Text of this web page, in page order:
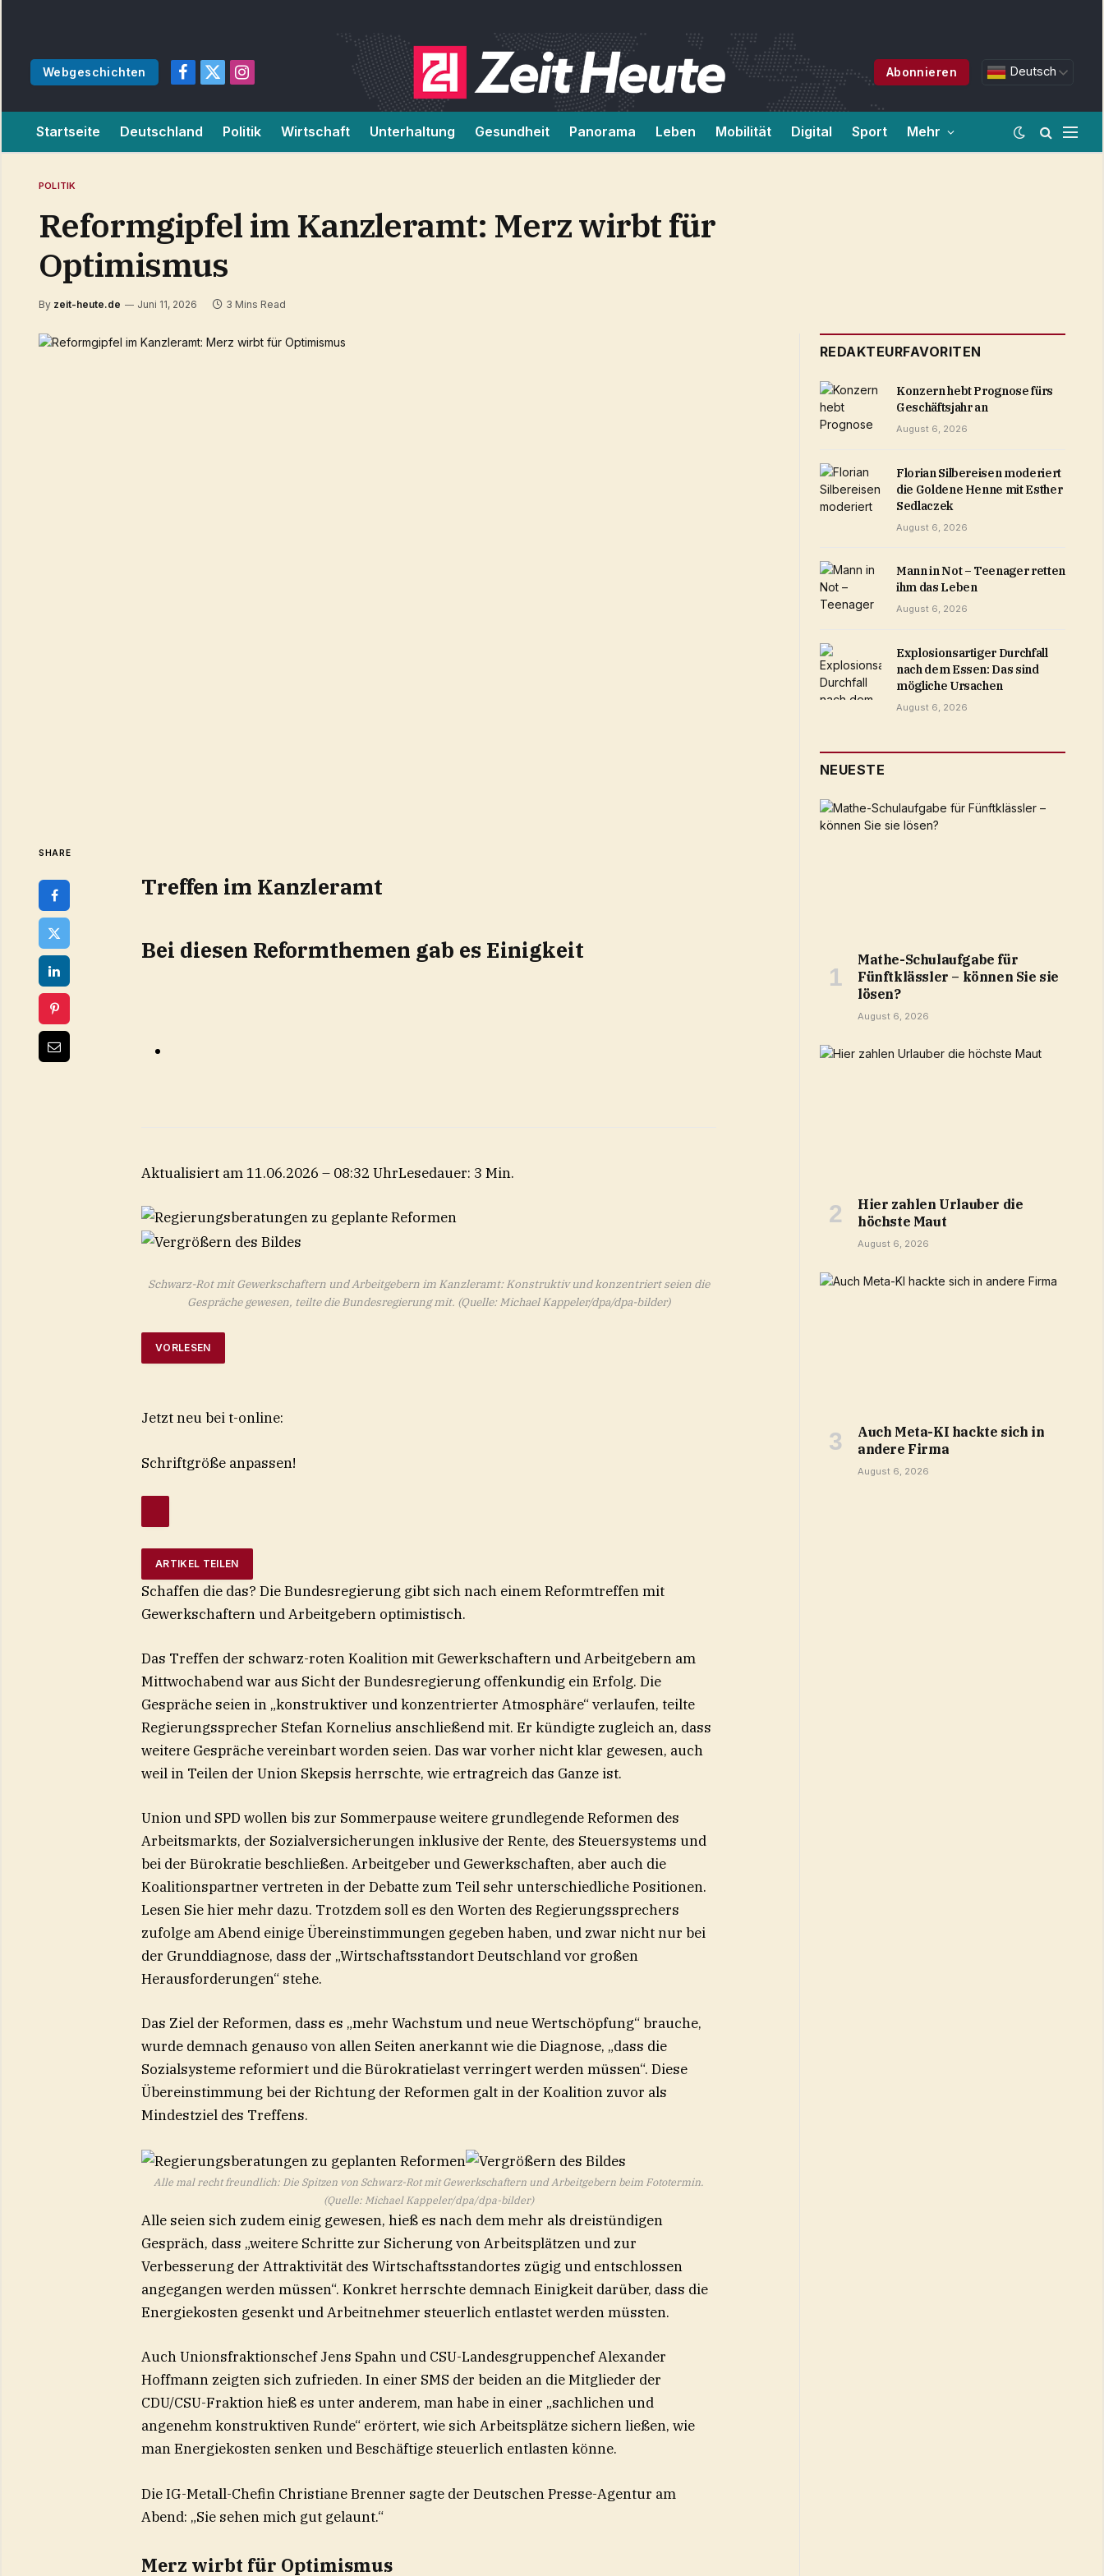
Webgeschichten
Facebook
X
Instagram
Abonnieren Deutsch
Startseite Deutschland Politik Wirtschaft Unterhaltung Gesundheit Panorama Leben Mobilität Digital Sport Mehr
POLITIK
Reformgipfel im Kanzleramt: Merz wirbt für
Optimismus
By zeit-heute.de Juni 11, 2026 3 Mins Read
SHARE
Treffen im Kanzleramt
Bei diesen Reformthemen gab es Einigkeit
Aktualisiert am 11.06.2026 – 08:32 UhrLesedauer: 3 Min.
Schwarz-Rot mit Gewerkschaftern und Arbeitgebern im Kanzleramt: Konstruktiv und konzentriert seien die
Gespräche gewesen, teilte die Bundesregierung mit. (Quelle: Michael Kappeler/dpa/dpa-bilder)
VORLESEN
Jetzt neu bei t-online:
Schriftgröße anpassen!
ARTIKEL TEILEN
Schaffen die das? Die Bundesregierung gibt sich nach einem Reformtreffen mit
Gewerkschaftern und Arbeitgebern optimistisch.
Das Treffen der schwarz-roten Koalition mit Gewerkschaftern und Arbeitgebern am
Mittwochabend war aus Sicht der Bundesregierung offenkundig ein Erfolg. Die
Gespräche seien in „konstruktiver und konzentrierter Atmosphäre“ verlaufen, teilte
Regierungssprecher Stefan Kornelius anschließend mit. Er kündigte zugleich an, dass
weitere Gespräche vereinbart worden seien. Das war vorher nicht klar gewesen, auch
weil in Teilen der Union Skepsis herrschte, wie ertragreich das Ganze ist.
Union und SPD wollen bis zur Sommerpause weitere grundlegende Reformen des
Arbeitsmarkts, der Sozialversicherungen inklusive der Rente, des Steuersystems und
bei der Bürokratie beschließen. Arbeitgeber und Gewerkschaften, aber auch die
Koalitionspartner vertreten in der Debatte zum Teil sehr unterschiedliche Positionen.
Lesen Sie hier mehr dazu. Trotzdem soll es den Worten des Regierungssprechers
zufolge am Abend einige Übereinstimmungen gegeben haben, und zwar nicht nur bei
der Grunddiagnose, dass der „Wirtschaftsstandort Deutschland vor großen
Herausforderungen“ stehe.
Das Ziel der Reformen, dass es „mehr Wachstum und neue Wertschöpfung“ brauche,
wurde demnach genauso von allen Seiten anerkannt wie die Diagnose, „dass die
Sozialsysteme reformiert und die Bürokratielast verringert werden müssen“. Diese
Übereinstimmung bei der Richtung der Reformen galt in der Koalition zuvor als
Mindestziel des Treffens.
Alle mal recht freundlich: Die Spitzen von Schwarz-Rot mit Gewerkschaftern und Arbeitgebern beim Fototermin.
(Quelle: Michael Kappeler/dpa/dpa-bilder)
Alle seien sich zudem einig gewesen, hieß es nach dem mehr als dreistündigen
Gespräch, dass „weitere Schritte zur Sicherung von Arbeitsplätzen und zur
Verbesserung der Attraktivität des Wirtschaftsstandortes zügig und entschlossen
angegangen werden müssen“. Konkret herrschte demnach Einigkeit darüber, dass die
Energiekosten gesenkt und Arbeitnehmer steuerlich entlastet werden müssten.
Auch Unionsfraktionschef Jens Spahn und CSU-Landesgruppenchef Alexander
Hoffmann zeigten sich zufrieden. In einer SMS der beiden an die Mitglieder der
CDU/CSU-Fraktion hieß es unter anderem, man habe in einer „sachlichen und
angenehm konstruktiven Runde“ erörtert, wie sich Arbeitsplätze sichern ließen, wie
man Energiekosten senken und Beschäftige steuerlich entlasten könne.
Die IG-Metall-Chefin Christiane Brenner sagte der Deutschen Presse-Agentur am
Abend: „Sie sehen mich gut gelaunt.“
Merz wirbt für Optimismus
REDAKTEURFAVORITEN
Konzern hebt Prognose fürs
Geschäftsjahr an
August 6, 2026
Florian Silbereisen moderiert
die Goldene Henne mit Esther
Sedlaczek
August 6, 2026
Mann in Not – Teenager retten
ihm das Leben
August 6, 2026
Explosionsartiger Durchfall
nach dem Essen: Das sind
mögliche Ursachen
August 6, 2026
NEUESTE
Mathe-Schulaufgabe für
Fünftklässler – können Sie sie
lösen?
August 6, 2026
Hier zahlen Urlauber die
höchste Maut
August 6, 2026
Auch Meta-KI hackte sich in
andere Firma
August 6, 2026